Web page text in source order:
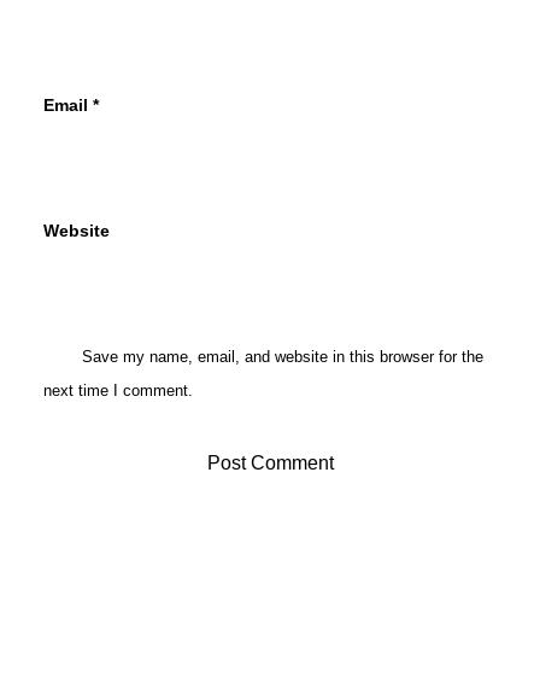
Email *
Website
Save my name, email, and website in this browser for the
next time I comment.